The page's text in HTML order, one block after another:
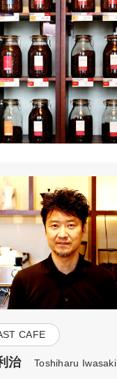
CAFE
治 Toshiharu Iwasaki